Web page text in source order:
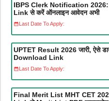
IBPS Clerk Notification 2026: में
Link से करें ऑनलाइन आवेदन अभी
Last Date To Apply:
UPTET Result 2026 जारी, ऐसे
Download Link
Last Date To Apply:
Final Merit List MHT CET